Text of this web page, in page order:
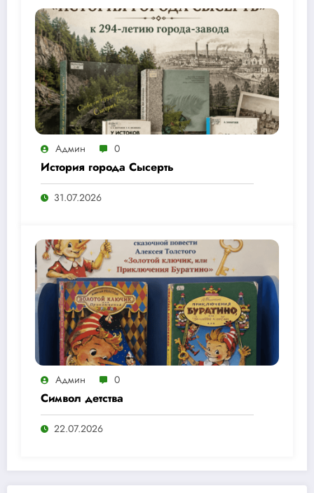
Админ 0
История города Сысерть
31.07.2026
Админ 0
Символ детства
22.07.2026